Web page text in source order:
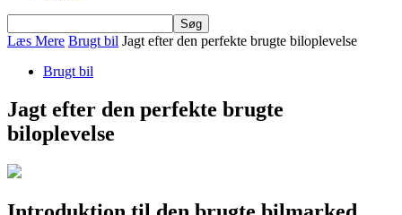
Læs Mere Brugt bil Jagt efter den perfekte brugte biloplevelse
Brugt bil
Jagt efter den perfekte brugte
biloplevelse